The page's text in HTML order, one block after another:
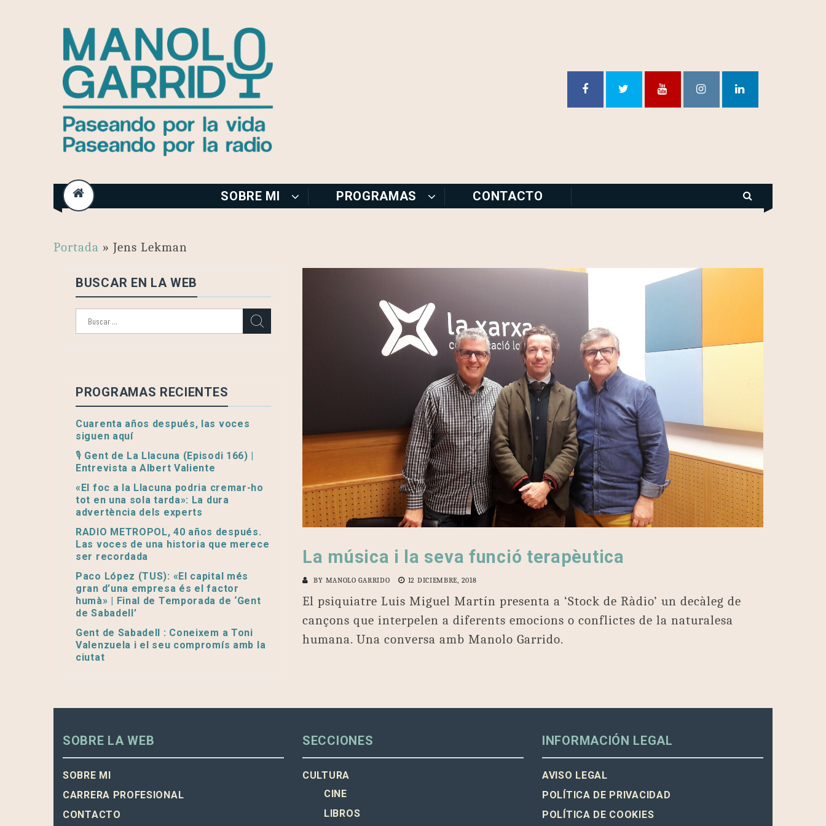
content
SOBRE MI PROGRAMAS CONTACTO
Portada » Jens Lekman
La música i la seva funció terapèutica
BY MANOLO GARRIDO 12 DICIEMBRE, 2018
El psiquiatre Luis Miguel Martín presenta a ‘Stock de Ràdio’ un decàleg de
cançons que interpelen a diferents emocions o conflictes de la naturalesa
humana. Una conversa amb Manolo Garrido.
BUSCAR EN LA WEB
PROGRAMAS RECIENTES
Cuarenta años después, las voces
siguen aquí
🎙️ Gent de La Llacuna (Episodi 166) |
Entrevista a Albert Valiente
«El foc a la Llacuna podria cremar-ho
tot en una sola tarda»: La dura
advertència dels experts
RADIO METROPOL, 40 años después.
Las voces de una historia que merece
ser recordada
Paco López (TUS): «El capital més
gran d’una empresa és el factor
humà» | Final de Temporada de ‘Gent
de Sabadell’
Gent de Sabadell : Coneixem a Toni
Valenzuela i el seu compromís amb la
ciutat
SOBRE LA WEB
SOBRE MI
CARRERA PROFESIONAL
CONTACTO
SECCIONES
CULTURA
CINE
LIBROS
INFORMACIÓN LEGAL
AVISO LEGAL
POLÍTICA DE PRIVACIDAD
POLÍTICA DE COOKIES